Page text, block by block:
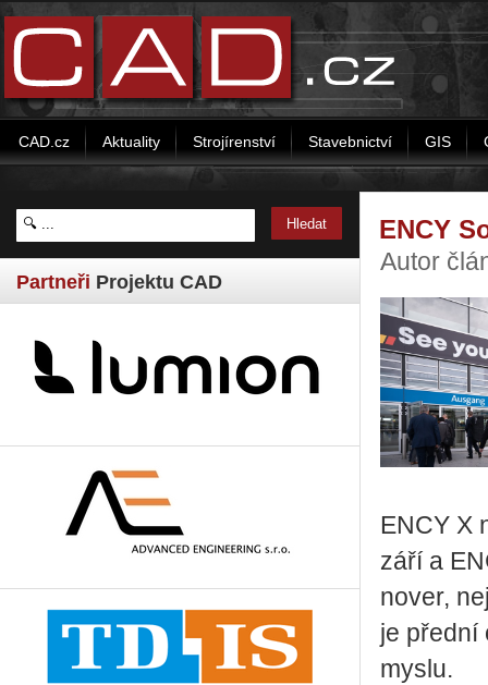
CAD.cz Aktuality Strojírenství Stavebnictví GIS
Partneři Projektu CAD
ENCY
Autor
ENCY X
září a
no­ver,
je před­ní
mys­lu.